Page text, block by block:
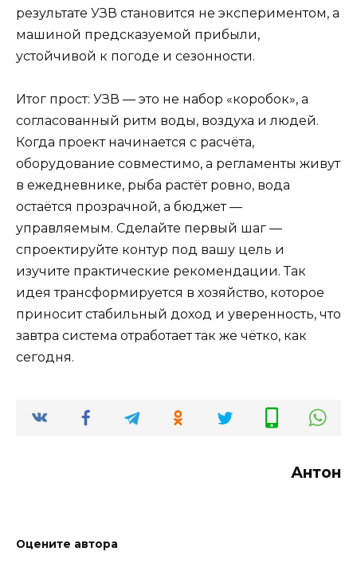
результате УЗВ становится не экспериментом, а
машиной предсказуемой прибыли,
устойчивой к погоде и сезонности.
Итог прост: УЗВ — это не набор «коробок», а
согласованный ритм воды, воздуха и людей.
Когда проект начинается с расчёта,
оборудование совместимо, а регламенты живут
в ежедневнике, рыба растёт ровно, вода
остаётся прозрачной, а бюджет —
управляемым. Сделайте первый шаг —
спроектируйте контур под вашу цель и
изучите практические рекомендации. Так
идея трансформируется в хозяйство, которое
приносит стабильный доход и уверенность, что
завтра система отработает так же чётко, как
сегодня.
Антон
Оцените автора